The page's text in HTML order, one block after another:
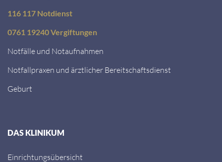
116 117 Notdienst
0761 19240 Vergiftungen
Notfälle und Notaufnahmen
Notfallpraxen und ärztlicher Bereitschaftsdienst
Geburt
DAS KLINIKUM
Einrichtungsübersicht